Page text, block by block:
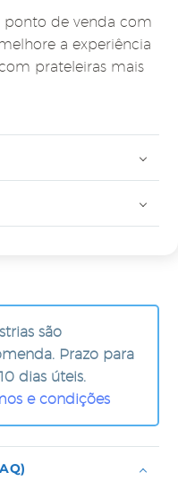
ponto de venda com
a experiência
prateleiras mais
são
Prazo para
dias úteis.
e condições